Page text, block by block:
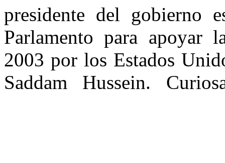
presidente del gobierno
Parlamento para apoyar
2003 por los Estados
Saddam Hussein.